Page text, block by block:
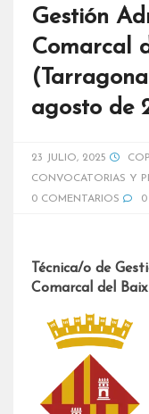
Gestión
Comarcal
agosto de
23 JULIO, 2025
CONVOCATORIAS Y
0 COMENTARIOS
0
Técnica/o de
Comarcal del